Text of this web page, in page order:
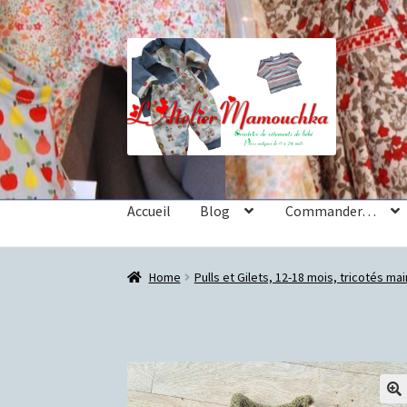
Aller
à
la
navigation
Aller
au
contenu
Accueil Blog Commander…
Accueil Blog Commander… Nous contacter
Home Pulls et Gilets, 12-18 mois, tricotés